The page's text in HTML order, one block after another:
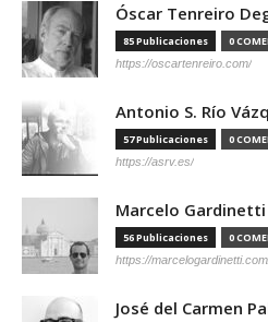
Óscar Tenreiro
85 Publicaciones 0
https://oscartenreiro.com/
Antonio S. Río
57 Publicaciones 0
https://asrv.es/
Marcelo Gardinetti
56 Publicaciones 0
https://
José del Carmen